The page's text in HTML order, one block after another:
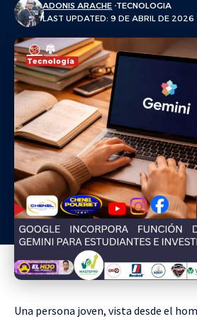
LAST UPDATED: 9 DE ABRIL DE 2026
ADONIS ARACHE TECNOLOGIA
Una persona joven, vista desde el